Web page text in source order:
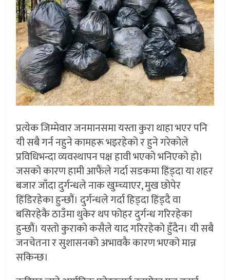
प्रत्येक जिम्मेवार जनमानसमा यस्ता कुरा थाहा भएर पनि
यी सबै गर्न नहुने कामहरू भइरहेको र हुने गरेकोले
प्रविधिभन्दा व्यवस्थापन पक्ष हावी भएको भनिएको हो।
जसको कारण हामी आफैंले गर्दा सडकमा हिंड्दा या शहर
बजार जाँदा दुर्गन्धले नाक खुम्च्याएर, मुख छोपेर
हिंडिरहेका हुन्छौं। दुर्गन्धले गर्दा हिड्दा हिंड्दै वा
बसिरहेकै ठाउँमा थुकेर थप फोहर दुर्गन्ध गरिरहेका
हुन्छौं। यस्तो कुराको कसैले याद गरिरहेको हुँदैन। यी सबै
जनचेतना र सुशासनको अभावकै कारण भएको मान्न
सकिन्छ।